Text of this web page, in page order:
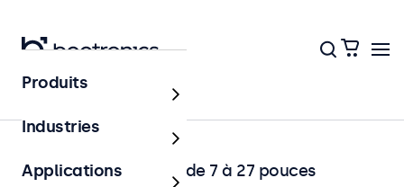
Accueil
Écrans Professionels de 7 à 27 pouces
Produits
Industries
Applications